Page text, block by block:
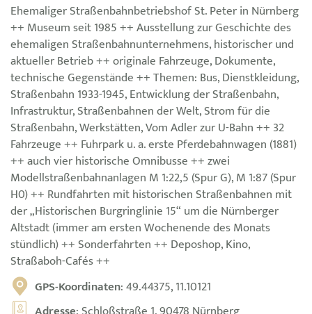
Ehemaliger Straßenbahnbetriebshof St. Peter in Nürnberg
++ Museum seit 1985 ++ Ausstellung zur Geschichte des
ehemaligen Straßenbahnunternehmens, historischer und
aktueller Betrieb ++ originale Fahrzeuge, Dokumente,
technische Gegenstände ++ Themen: Bus, Dienstkleidung,
Straßenbahn 1933-1945, Entwicklung der Straßenbahn,
Infrastruktur, Straßenbahnen der Welt, Strom für die
Straßenbahn, Werkstätten, Vom Adler zur U-Bahn ++ 32
Fahrzeuge ++ Fuhrpark u. a. erste Pferdebahnwagen (1881)
++ auch vier historische Omnibusse ++ zwei
Modellstraßenbahnanlagen M 1:22,5 (Spur G), M 1:87 (Spur
H0) ++ Rundfahrten mit historischen Straßenbahnen mit
der „Historischen Burgringlinie 15“ um die Nürnberger
Altstadt (immer am ersten Wochenende des Monats
stündlich) ++ Sonderfahrten ++ Deposhop, Kino,
Straßaboh-Cafés ++
GPS-Koordinaten: 49.44375, 11.10121